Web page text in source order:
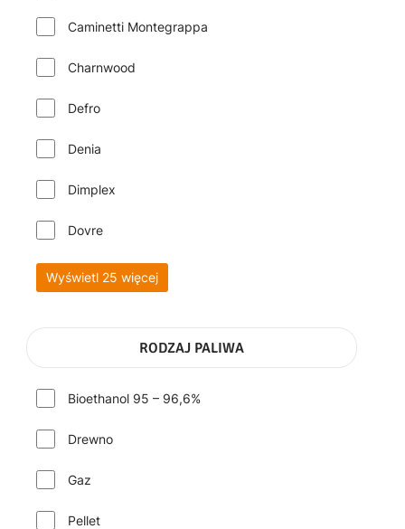
Caminetti Montegrappa
Charnwood
Defro
Denia
Dimplex
Dovre
Wyświetl 25 więcej
RODZAJ PALIWA
Bioethanol 95 – 96,6%
Drewno
Gaz
Pellet